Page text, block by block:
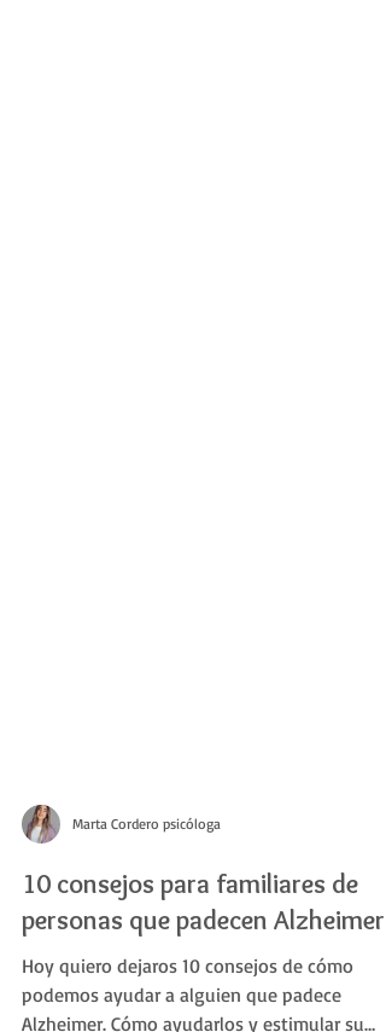
Marta Cordero psicóloga
10 consejos para familiares de
personas que padecen Alzheimer